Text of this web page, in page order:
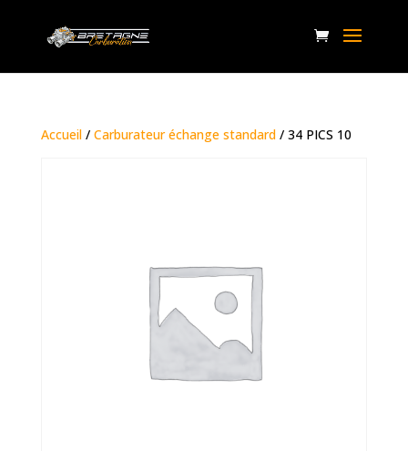
Accueil/ Carburateur échange standard/ 34 PICS 10